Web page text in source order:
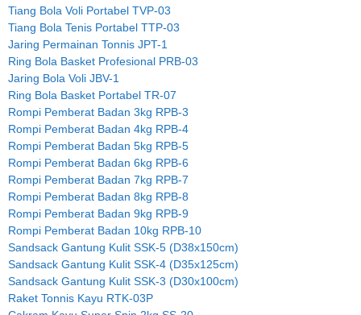
Tiang Bola Voli Portabel TVP-03
Tiang Bola Tenis Portabel TTP-03
Jaring Permainan Tonnis JPT-1
Ring Bola Basket Profesional PRB-03
Jaring Bola Voli JBV-1
Ring Bola Basket Portabel TR-07
Rompi Pemberat Badan 3kg RPB-3
Rompi Pemberat Badan 4kg RPB-4
Rompi Pemberat Badan 5kg RPB-5
Rompi Pemberat Badan 6kg RPB-6
Rompi Pemberat Badan 7kg RPB-7
Rompi Pemberat Badan 8kg RPB-8
Rompi Pemberat Badan 9kg RPB-9
Rompi Pemberat Badan 10kg RPB-10
Sandsack Gantung Kulit SSK-5 (D38x150cm)
Sandsack Gantung Kulit SSK-4 (D35x125cm)
Sandsack Gantung Kulit SSK-3 (D30x100cm)
Raket Tonnis Kayu RTK-03P